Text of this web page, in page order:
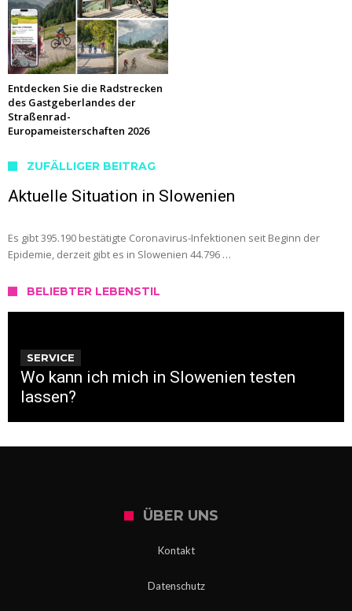
Entdecken Sie die Radstrecken
des Gastgeberlandes der
Straßenrad-
Europameisterschaften 2026
ZUFÄLLIGER BEITRAG
Aktuelle Situation in Slowenien
Es gibt 395.190 bestätigte Coronavirus-Infektionen seit Beginn der
Epidemie, derzeit gibt es in Slowenien 44.796 …
BELIEBTER LEBENSTIL
SERVICE
Wo kann ich mich in Slowenien testen
lassen?
ÜBER UNS
Kontakt
Datenschutz